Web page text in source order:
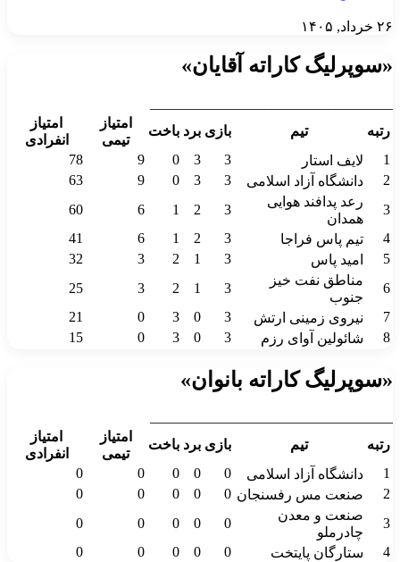
۲۶ خرداد, ۱۴۰۵
«سوپرلیگ کاراته آقایان»
رتبه
تیم بازی برد باخت
امتیاز
تیمی
امتیاز
انفرادی
1
لایف استار 3
3
0
9
78
2
دانشگاه آزاد اسلامی 3
3
0
9
63
3
رعد پدافند هوایی
همدان
3
2
1
6
60
4
تیم پاس فراجا 3
2
1
6
41
5
امید پاس 3
1
2
3
32
6
مناطق نفت خیز
جنوب
3
1
2
3
25
7
نیروی زمینی ارتش 3
0
3
0
21
8
شائولین آوای رزم 3
0
3
0
15
«سوپرلیگ کاراته بانوان»
رتبه
تیم بازی برد باخت
امتیاز
تیمی
امتیاز
انفرادی
1
دانشگاه آزاد اسلامی 0
0
0
0
0
2
صنعت مس رفسنجان 0
0
0
0
0
3
صنعت و معدن
چادرملو
0
0
0
0
0
4
ستارگان پایتخت 0
0
0
0
0